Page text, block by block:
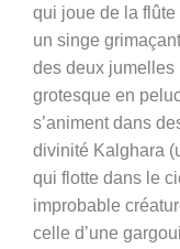
qui joue de la
un singe
des deux jumelles
grotesque en
s’animent dans
divinité Kalghara
qui flotte dans le
improbable
celle d’une